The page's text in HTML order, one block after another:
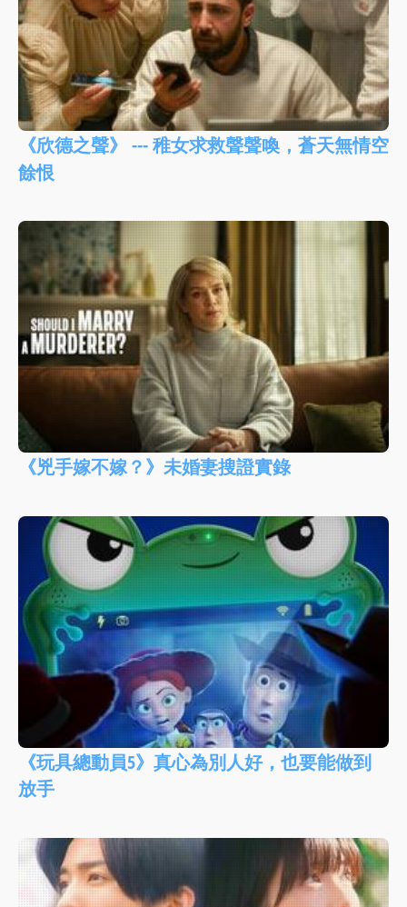
《欣德之聲》 --- 稚女求救聲聲喚，蒼天無情空
餘恨
《兇手嫁不嫁？》未婚妻搜證實錄
《玩具總動員5》真心為別人好，也要能做到
放手